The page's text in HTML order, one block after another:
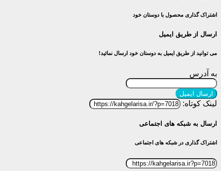
اشتراک گذاری محصول با دوستان خود
ارسال از طریق ایمیل
می توانید از طریق ایمیل به دوستان خود ارسال نمائید!
به آدرس
ارسال ایمیل
لینک کوتاه:
ارسال به شبکه های اجتماعی
اشتراک گذاری در شبکه های اجتماعی